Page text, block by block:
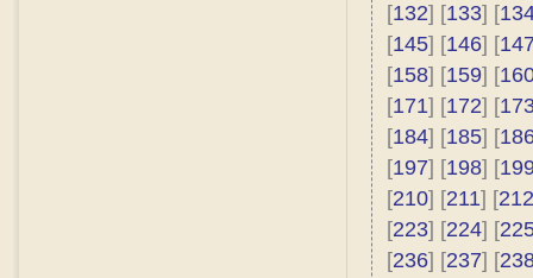
[132] [133] [
[145] [146] [
[158] [159] [
[171] [172] [
[184] [185] [
[197] [198] [
[210] [211] [212
[223] [224] [
[236] [237] [